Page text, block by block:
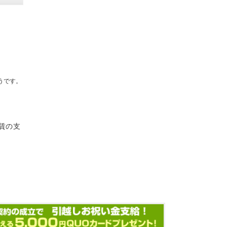
す。
の支